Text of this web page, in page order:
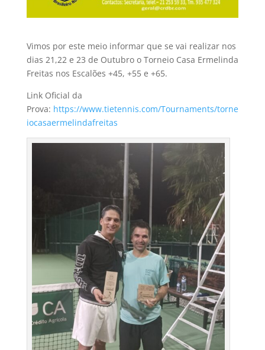
Vimos por este meio informar que se vai realizar nos
dias 21,22 e 23 de Outubro o Torneio Casa Ermelinda
Freitas nos Escalões +45, +55 e +65.
Link Oficial da
Prova: https://www.tietennis.com/Tournaments/torne
iocasaermelindafreitas